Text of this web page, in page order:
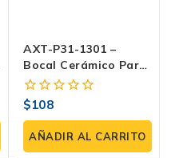
AXT-P31-1301 –
Bocal Cerámico Para
Antorcha PT31
(paquete 3 Pzas)
0
fuera
de
5
$108
AÑADIR AL CARRITO